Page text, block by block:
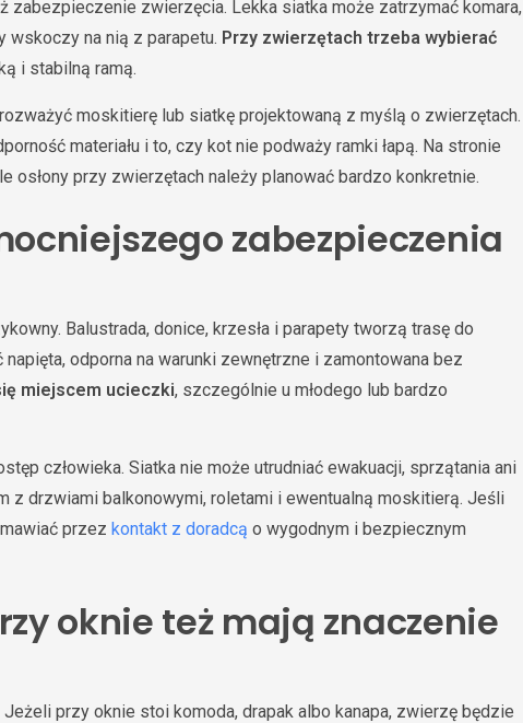
zabezpieczenie zwierzęcia. Lekka siatka może zatrzymać komara,
wskoczy na nią z parapetu. Przy zwierzętach trzeba wybierać
i stabilną ramą.
moskitierę lub siatkę projektowaną z myślą o zwierzętach.
materiału i to, czy kot nie podważy ramki łapą. Na stronie
osłony przy zwierzętach należy planować bardzo konkretnie.
zabezpieczenia
Balustrada, donice, krzesła i parapety tworzą trasę do
odporna na warunki zewnętrzne i zamontowana bez
miejscem ucieczki, szczególnie u młodego lub bardzo
człowieka. Siatka nie może utrudniać ewakuacji, sprzątania ani
z drzwiami balkonowymi, roletami i ewentualną moskitierą. Jeśli
przez kontakt z doradcą o wygodnym i bezpiecznym
oknie też mają znaczenie
przy oknie stoi komoda, drapak albo kanapa, zwierzę będzie